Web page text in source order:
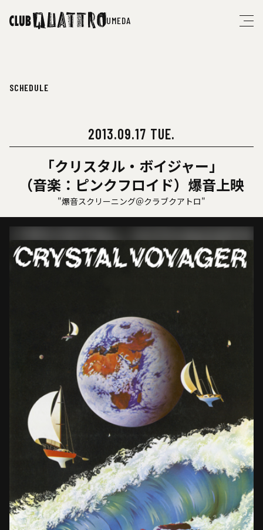
UMEDA
SCHEDULE
2013.09.17 TUE.
「クリスタル・ボイジャー」
（音楽：ピンクフロイド）爆音上映
"爆音スクリーニング＠クラブクアトロ"